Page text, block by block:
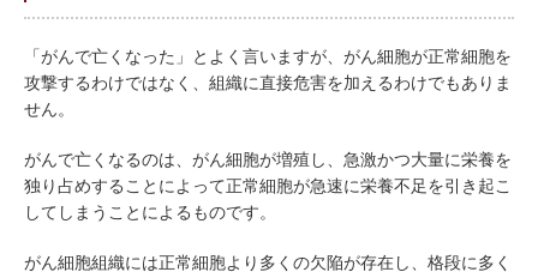
「がんで亡くなった」とよく言いますが、がん細胞が正常細胞を
攻撃するわけではなく、組織に直接危害を加えるわけでもありま
せん。
がんで亡くなるのは、がん細胞が増殖し、急激かつ大量に栄養を
独り占めすることによって正常細胞が急速に栄養不足を引き起こ
してしまうことによるものです。
がん細胞組織には正常細胞より多くの欠陥が存在し、格段に多く